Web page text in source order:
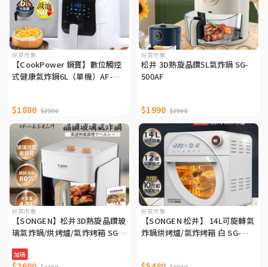
好買市集
【CookPower 鍋寶】數位觸控
式健康氣炸鍋6L（單機）AF-
$1880 $2980
好買市集
松井 3D熱旋晶鑽5L氣炸鍋 SG-
500AF
$1990 $2980
好買市集
【SONGEN】松井3D熱旋晶鑽玻
璃氣炸鍋/烘烤爐/氣炸烤箱 SG-
加碼
好買市集
【SONGEN 松井】 14L可旋轉氣
炸鍋烘烤爐/氣炸烤箱 白 SG-